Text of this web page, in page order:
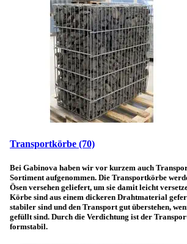
Transportkörbe (70)
Bei Gabinova haben wir vor kurzem auch
Sortiment aufgenommen. Die Transportkörbe
Ösen versehen geliefert, um sie damit leicht
Körbe sind aus einem dickeren Drahtmaterial
stabiler sind und den Transport gut überstehen,
gefüllt sind. Durch die Verdichtung ist der
formstabil.